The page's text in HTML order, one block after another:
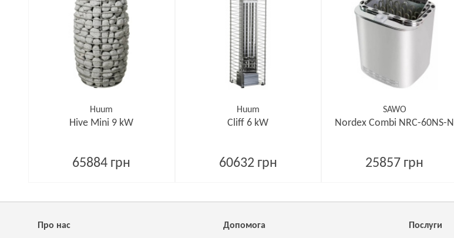
Huum
Hive Mini 9 kW
65884 грн
Huum
Cliff 6 kW
60632 грн
SAWO
Nordex Combi NRC-60NS-N
25857 грн
Про нас Допомога Послуги